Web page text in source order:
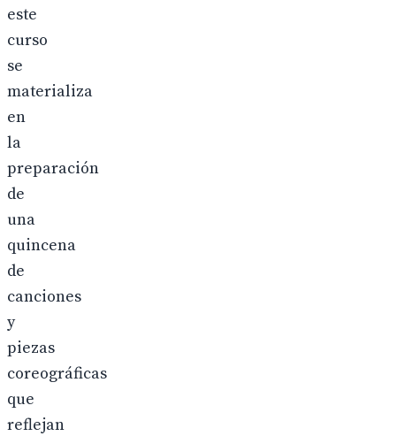
este
curso
se
materializa
en
la
preparación
de
una
quincena
de
canciones
y
piezas
coreográficas
que
reflejan